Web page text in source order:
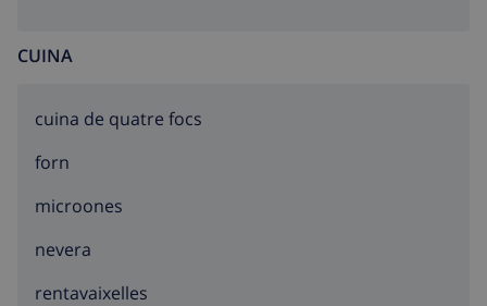
CUINA
cuina de quatre focs
forn
microones
nevera
rentavaixelles